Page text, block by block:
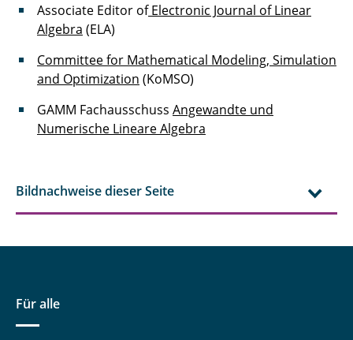
Associate Editor ofElectronic Journal of Linear
Algebra (ELA)
Committee for Mathematical Modeling, Simulation
and Optimization (KoMSO)
GAMM Fachausschuss Angewandte und
Numerische Lineare Algebra
Bildnachweise dieser Seite
Für alle